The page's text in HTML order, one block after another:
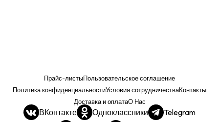
Прайс-листыПользовательское соглашение
Политика конфиденциальностиУсловия сотрудничестваКонтакты
Доставка и оплатаО Нас
ВКонтакте Одноклассники
Telegram